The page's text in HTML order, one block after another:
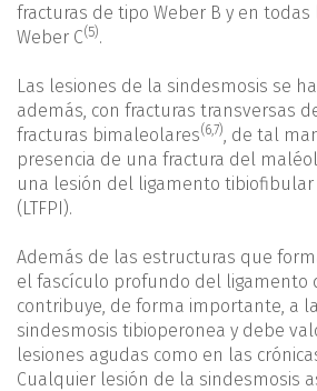
fracturas de tipo Weber B y en todas
Weber C(5).
Las lesiones de la sindesmosis se
además, con fracturas transversas
fracturas bimaleolares(6,7), de tal
presencia de una fractura del
una lesión del ligamento
(LTFPI).
Además de las estructuras que
el fascículo profundo del ligamento
contribuye, de forma importante, a
sindesmosis tibioperonea y debe
lesiones agudas como en las
Cualquier lesión de la sindesmosis